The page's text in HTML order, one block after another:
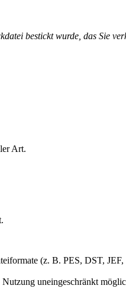
bestickt wurde, das Sie
Art.
(z. B. PES, DST,
uneingeschränkt